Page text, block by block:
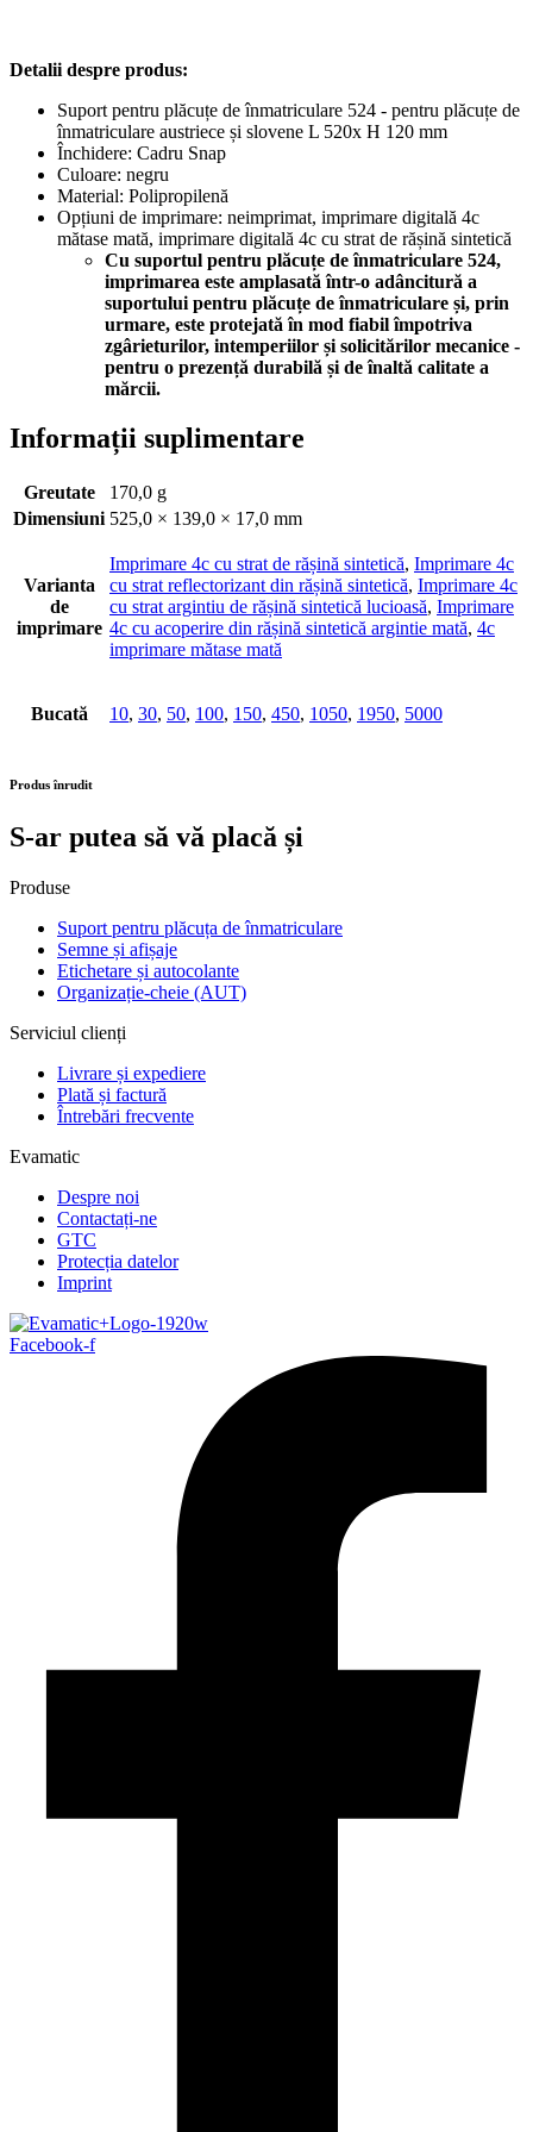
Detalii despre produs:
Suport pentru plăcuțe de înmatriculare 524 - pentru plăcuțe de
înmatriculare austriece și slovene L 520x H 120 mm
Închidere: Cadru Snap
Culoare: negru
Material: Polipropilenă
Opțiuni de imprimare: neimprimat, imprimare digitală 4c
mătase mată, imprimare digitală 4c cu strat de rășină sintetică
Cu suportul pentru plăcuțe de înmatriculare 524,
imprimarea este amplasată într-o adâncitură a
suportului pentru plăcuțe de înmatriculare și, prin
urmare, este protejată în mod fiabil împotriva
zgârieturilor, intemperiilor și solicitărilor mecanice -
pentru o prezență durabilă și de înaltă calitate a
mărcii.
Informații suplimentare
Greutate
170,0 g
Dimensiuni 525,0 × 139,0 × 17,0 mm
Varianta
de
imprimare
Imprimare 4c cu strat de rășină sintetică, Imprimare 4c
cu strat reflectorizant din rășină sintetică, Imprimare 4c
cu strat argintiu de rășină sintetică lucioasă, Imprimare
4c cu acoperire din rășină sintetică argintie mată, 4c
imprimare mătase mată
Bucată 10, 30, 50, 100, 150, 450, 1050, 1950, 5000
Produs înrudit
S-ar putea să vă placă și
Produse
Suport pentru plăcuța de înmatriculare
Semne și afișaje
Etichetare și autocolante
Organizație-cheie (AUT)
Serviciul clienți
Livrare și expediere
Plată și factură
Întrebări frecvente
Evamatic
Despre noi
Contactați-ne
GTC
Protecția datelor
Imprint
Facebook-f